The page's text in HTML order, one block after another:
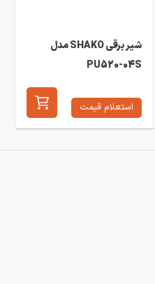
شیر برقی SHAKO مدل
PU520-04S
استعلام قیمت